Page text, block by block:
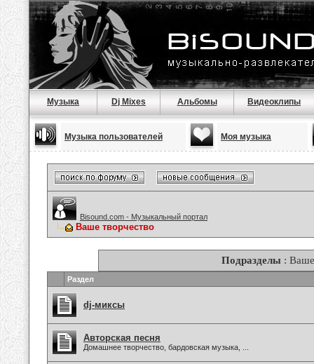
Музыка Dj Mixes Альбомы Видеоклипы
Музыка пользователей Моя музыка
Bisound.com - Музыкальный портал
Ваше творчество
Подразделы :
Раздел
dj-миксы
Авторская песня
Домашнее творчество, бардовская музыка, ...